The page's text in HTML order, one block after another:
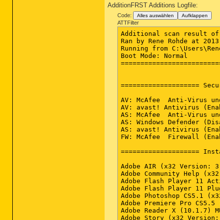
AdditionFRST Additions Logfile:
Code: Alles auswählen Aufklappen
ATTFilter
Additional scan result of Farbar Recovery Scan Tool (x64) Version: 22-10-2013
Ran by Rene Rohde at 2013-10-23 07:28:16
Running from C:\Users\Rene Rohde\Downloads
Boot Mode: Normal
==========================================================


==================== Security Center ========================

AV: McAfee  Anti-Virus und Anti-Spyware (Enabled - Up to date) {ADA629C7-7F48-5689-624A-3B76997E0892}
AV: avast! Antivirus (Enabled - Up to date) {17AD7D40-BA12-9C46-7131-94903A54AD8B}
AS: McAfee  Anti-Virus und Anti-Spyware (Enabled - Up to date) {16C7C823-5972-5907-58FA-0004E2F9422F}
AS: Windows Defender (Disabled - Up to date) {D68DDC3A-831F-4fae-9E44-DA132C1ACF46}
AS: avast! Antivirus (Enabled - Up to date) {ACCC9CA4-9C28-93C8-4B81-AFE241D3E736}
FW: McAfee  Firewall (Enabled) {959DA8E2-3527-57D1-4915-924367AD4FE9}

==================== Installed Programs ======================

Adobe AIR (x32 Version: 3.1.0.4880)
Adobe Community Help (x32 Version: 3.4.980)
Adobe Flash Player 11 ActiveX (x32 Version: 11.9.900.117)
Adobe Flash Player 11 Plugin (x32 Version: 11.9.900.117)
Adobe Photoshop CS5.1 (x32 Version: 12.1)
Adobe Premiere Pro CS5.5 (x32 Version: 5.5)
Adobe Reader X (10.1.7) MUI (x32 Version: 10.1.7)
Adobe Story (x32 Version: 1.0.571)
Age of Empires Online (x32)
Akamai NetSession Interface (HKCU)
Akamai NetSession Interface Service (x32)
AlienAutopsy (Version: 3.4.6308.28)
Alienware TactX Keyboard CI 1.00.130 (Version: 1.00.130)
Alienware TactX(TM) Mouse CI 1.00 (Version: 1.00)
Amazon MP3-Downloader 1.0.17 (x32 Version: 1.0.17)
AMD APP SDK Runtime (Version: 2.4.595.10)
Amnesia: The Dark Descent (x32)
ArcSoft ShowBiz (x32 Version: )
ARMA 2 (x32)
Arma 2: DayZ Mod (x32)
ARMA 2: Operation Arrowhead (x32)
ARMA 2: Operation Arrowhead Beta (x32)
Assassin's Creed(R) III v1.06 (x32 Version: 1.06)
ATI AVIVO64 Codecs (Version: 11.6.0.10419)
ATI Catalyst Install Manager (Version: 3.0.825.0)
Audiosurf (x32)
avast! Free Antivirus (x32 Version: 9.0.2006)
Battlefield 3™ (x32 Version: 1.6.0.0)
Battlelog Web Plugins (x32 Version: 2.1.7)
BattlEye for OA Uninstall (x32)
Bing Bar (x32 Version: 7.3.107.0)
Borderlands (x32)
Botanicula (x32)
C9 (x32)
CameraHelperMsi (x32 Version: 13.50.854.0)
Castle Crashers (x32)
Catalyst Control Center - Branding (x32 Version: 1.00.0000)
Catalyst Control Center (x32 Version: 2011.0419.2218.38209)
Catalyst Control Center InstallProxy (x32 Version: 2011.0419.2218.38209)
Catalyst Control Center Localization All (x32 Version: 2011.0419.2218.38209)
CCC Help Chinese Standard (x32 Version: 2011.0419.2217.38209)
CCC Help Chinese Traditional (x32 Version: 2011.0419.2217.38209)
CCC Help Czech (x32 Version: 2011.0419.2217.38209)
CCC Help Danish (x32 Version: 2011.0419.2217.38209)
CCC Help Dutch (x32 Version: 2011.0419.2217.38209)
CCC Help English (x32 Version: 2011.0419.2217.38209)
CCC Help Finnish (x32 Version: 2011.0419.2217.38209)
CCC Help French (x32 Version: 2011.0419.2217.38209)
CCC Help German (x32 Version: 2011.0419.2217.38209)
CCC Help Greek (x32 Version: 2011.0419.2217.38209)
CCC Help Hungarian (x32 Version: 2011.0419.2217.38209)
CCC Help